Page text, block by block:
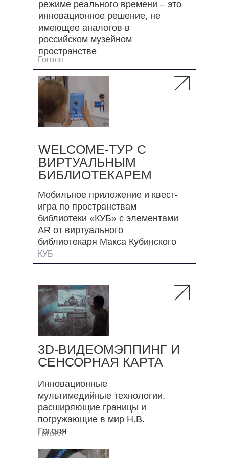
режиме реального времени – это
инновационное решение, не
имеющее аналогов в
российском музейном
пространстве
Гоголя
Мобильное приложение и квест-
игра по пространствам
библиотеки «КУБ» с элементами
AR от виртуального
библиотекаря Макса Кубинского
WELCOME-ТУР С
ВИРТУАЛЬНЫМ
БИБЛИОТЕКАРЕМ
КУБ
Инновационные
мультимедийные технологии,
расширяющие границы и
погружающие в мир Н.В.
Гоголя
3D-ВИДЕОМЭППИНГ И
СЕНСОРНАЯ КАРТА
Гоголя